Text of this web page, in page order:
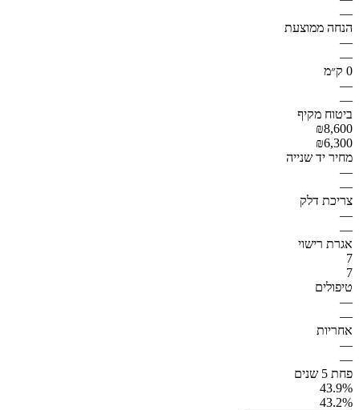
—
הנחה ממוצעת
—
—
0 ק״מ
—
—
ביטוח מקיף
₪8,600
₪6,300
מחיר יד שנייה
—
—
צריכת דלק
—
—
אגרת רישוי
7
7
טיפולים
—
—
אחריות
—
—
פחת 5 שנים
43.9%
43.2%